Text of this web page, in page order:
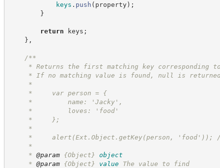
keys . push ( property) ;
}
return keys ;
} ,
/**
* Returns the first matching key corresponding
* If no matching value is found, null is
*
*     var person = {
*         name: 'Jacky',
*         loves: 'food'
*     };
*
*     alert(Ext.Object.getKey(person, 'food'));
*
* @param {Object}
object
* @param {Object} value The value to find